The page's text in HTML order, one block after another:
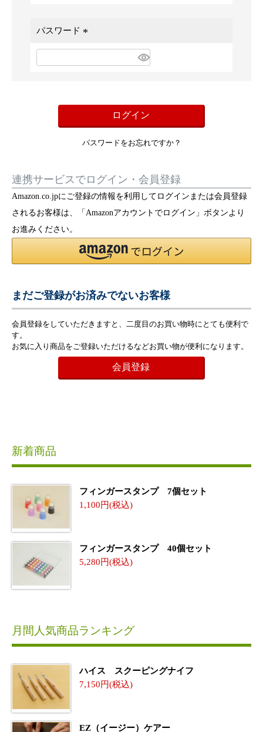
パスワード
(
ログイン
パスワードをお忘れですか？
連携サービスでログイン・会員登録
Amazon.co.jpにご登録の情報を利用してログインまたは会員登録
されるお客様は、「Amazonアカウントでログイン」ボタンより
お進みください。
まだご登録がお済みでないお客様
会員登録をしていただきますと、二度目のお買い物時にとても便利で
す。
お気に入り商品をご登録いただけるなどお買い物が便利になります。
会員登録
新着商品
フィンガースタンプ 7個セット
1,100
フィンガースタンプ 40個セット
5,280
月間人気商品ランキング
ハイス スクーピングナイフ
7,150
EZ（イージー）ケアー